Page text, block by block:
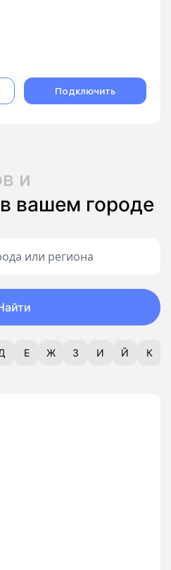
Подключить
и
в вашем городе
Е Ж З И Й К